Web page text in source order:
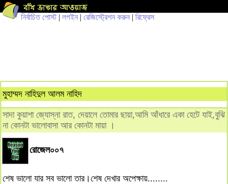
নির্বাচিত পোস্ট| লগইন | রেজিস্ট্রেশন করুন | রিফ্রেস
মুহাম্মদ নাহিদুল আলম নাহিদ
সাদা কুয়াশা জ্যোস্না রাত, দেয়ালে তোমার ছায়া,আমি আঁধারে একা হেটে যাই,বুঝি
না কোনটা ভালোবাসা আর কোনটা মায়া ।
রোজেল০০৭
শেষ ভালো যার সব ভালো তার।শেষ দেখার অপেক্ষায়........